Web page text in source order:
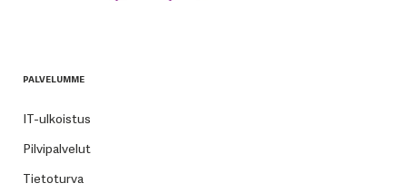
PALVELUMME
IT-ulkoistus
Pilvipalvelut
Tietoturva